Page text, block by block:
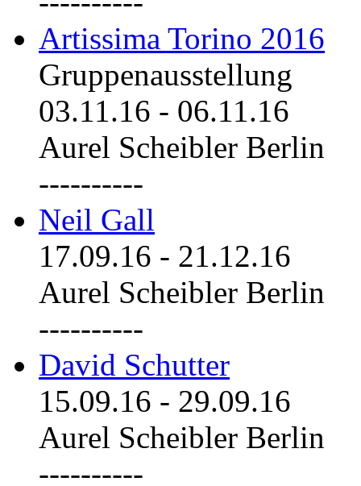
Artissima Torino 2016
Gruppenausstellung
03.11.16 - 06.11.16
Aurel Scheibler Berlin
----------
Neil Gall
17.09.16 - 21.12.16
Aurel Scheibler Berlin
----------
David Schutter
15.09.16 - 29.09.16
Aurel Scheibler Berlin
----------